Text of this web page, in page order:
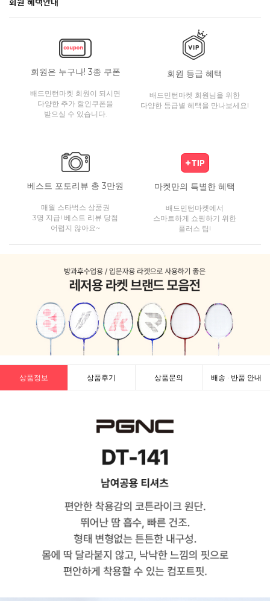
회원 혜택안내
회원은 누구나! 3종 쿠폰
배드민턴마켓 회원이 되시면
다양한 추가 할인쿠폰을
받으실 수 있습니다.
회원 등급 혜택
배드민턴마켓 회원님을 위한
다양한 등급별 혜택을 만나보세요!
베스트 포토리뷰 총 3만원
매월 스타벅스 상품권
3명 지급! 베스트 리뷰 당첨
어렵지 않아요~
마켓만의 특별한 혜택
배드민턴마켓에서
스마트하게 쇼핑하기 위한
플러스 팁!
상품정보 상품후기 상품문의 배송 · 반품 안내